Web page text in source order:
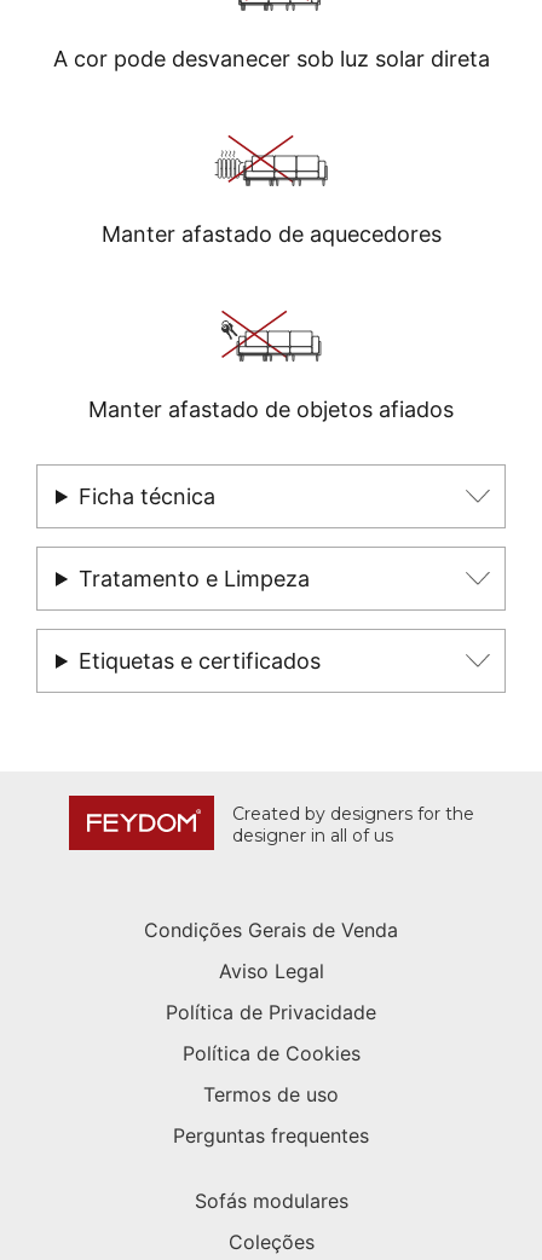
A cor pode desvanecer sob luz solar direta
Manter afastado de aquecedores
Manter afastado de objetos afiados
Ficha técnica
Tratamento e Limpeza
Etiquetas e certificados
Created by designers for the
designer in all of us
Condições Gerais de Venda
Aviso Legal
Política de Privacidade
Política de Cookies
Termos de uso
Perguntas frequentes
Sofás modulares
Coleções